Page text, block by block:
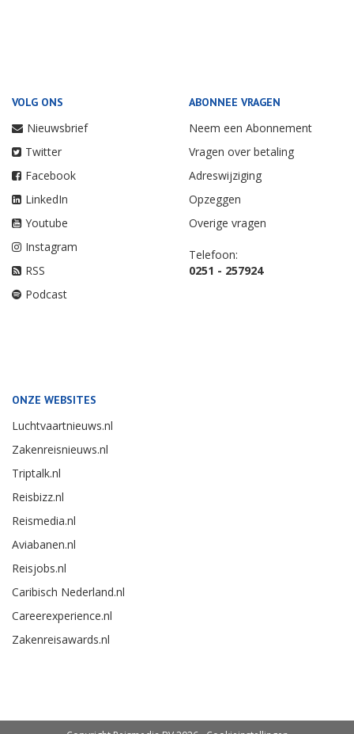
VOLG ONS
Nieuwsbrief
Twitter
Facebook
LinkedIn
Youtube
Instagram
RSS
Podcast
ABONNEE VRAGEN
Neem een Abonnement
Vragen over betaling
Adreswijziging
Opzeggen
Overige vragen
Telefoon:
0251 - 257924
ONZE WEBSITES
Luchtvaartnieuws.nl
Zakenreisnieuws.nl
Triptalk.nl
Reisbizz.nl
Reismedia.nl
Aviabanen.nl
Reisjobs.nl
Caribisch Nederland.nl
Careerexperience.nl
Zakenreisawards.nl